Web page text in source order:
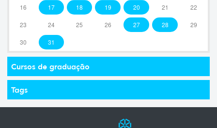
16 17 18 19 20 21 22
23 24 25 26 27 28 29
30 31
Cursos de graduação
Tags